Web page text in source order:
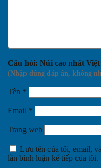
Câu hỏi: Núi cao nhất
Tên *
Email *
Trang web
Lưu tên của tôi, email,
lần bình luận kế tiếp của tôi.